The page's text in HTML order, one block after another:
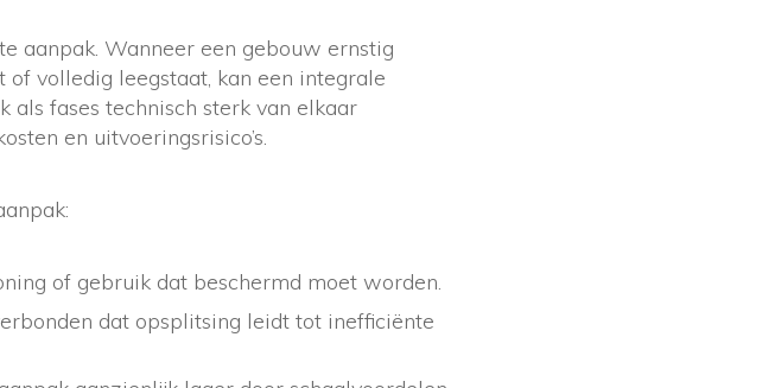
aanpak. Wanneer een gebouw ernstig
volledig leegstaat, kan een integrale
als fases technisch sterk van elkaar
en uitvoeringsrisico’s.
of gebruik dat beschermd moet worden.
dat opsplitsing leidt tot inefficiënte